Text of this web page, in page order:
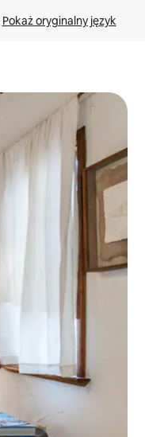
Pokaż oryginalny język
je za pomocą